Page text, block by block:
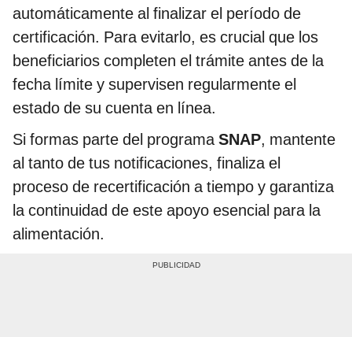
automáticamente al finalizar el período de
certificación. Para evitarlo, es crucial que los
beneficiarios completen el trámite antes de la
fecha límite y supervisen regularmente el
estado de su cuenta en línea.
Si formas parte del programa SNAP, mantente
al tanto de tus notificaciones, finaliza el
proceso de recertificación a tiempo y garantiza
la continuidad de este apoyo esencial para la
alimentación.